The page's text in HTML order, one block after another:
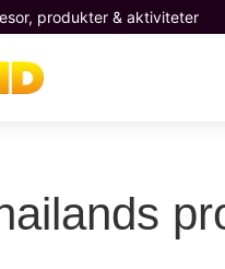
produkter & aktiviteter